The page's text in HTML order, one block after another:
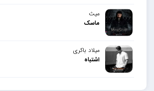
میث
ماسک
میلاد باکری
اشتباه